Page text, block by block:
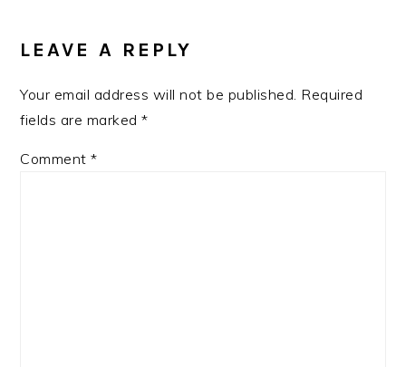
INTERACTIONS
LEAVE A REPLY
Your email address will not be published. Required
fields are marked*
Comment*